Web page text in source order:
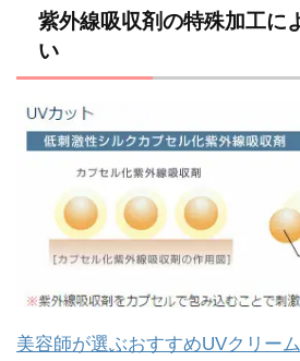
紫外線吸収剤の特殊加工に
い
美容師が選ぶおすすめUVクリー